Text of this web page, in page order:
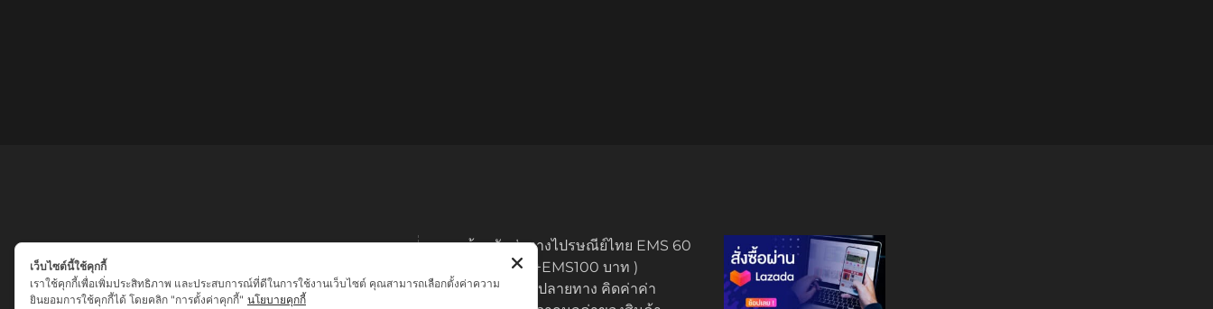
ทางร้านจัดส่งทางไปรษณีย์ไทย EMS 60
บาท (พระบูชา +EMS100 บาท )
มีบริการเก็บเงินปลายทาง คิดค่าค่า
เว็บไซต์นี้ใช้คุกกี้
เราใช้คุกกี้เพื่อเพิ่มประสิทธิภาพ และประสบการณ์ที่ดีในการใช้งานเว็บไซต์ คุณสามารถเลือกตั้งค่าความ
ยินยอมการใช้คุกกี้ได้ โดยคลิก "การตั้งค่าคุกกี้" นโยบายคุกกี้